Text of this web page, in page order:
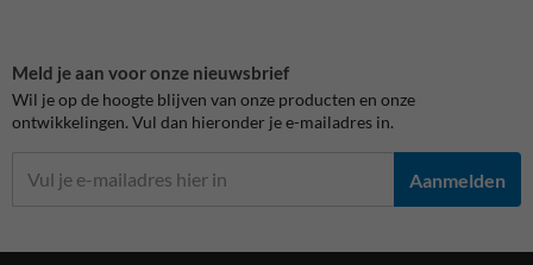
Meld je aan voor onze nieuwsbrief
Wil je op de hoogte blijven van onze producten en onze
ontwikkelingen. Vul dan hieronder je e-mailadres in.
Aanmelden